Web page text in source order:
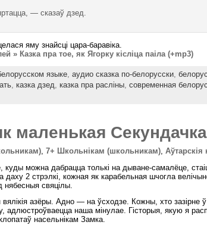
— сказаў дзед.
яму знайсці цара-баравіка.
» Казка пра тое, як Ягорку кiслiца паiла (+mp3)
языке, аудио сказка по-белорусски,
, казка дзед казка пра расліны, современная
маленькая
, 7+ Школьнікам (школьникам), Аўтарскія
куды можна дабрацца толькі на дыване-самалёце,
2 стрэлкі, кожная як карабельная шчогла
нябесныя свяцілы.
вялікія азёры. Адно — на ўсходзе. Кожны, хто
адлюстроўваецца наша мінулае. Гісторыя, якую я
насельнікам Замка.